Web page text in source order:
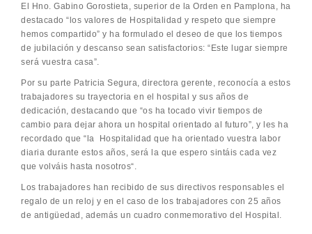
El Hno. Gabino Gorostieta, superior de la Orden en Pamplona, ha
destacado “los valores de Hospitalidad y respeto que siempre
hemos compartido” y ha formulado el deseo de que los tiempos
de jubilación y descanso sean satisfactorios: “Este lugar siempre
será vuestra casa”.
Por su parte Patricia Segura, directora gerente, reconocía a estos
trabajadores su trayectoria en el hospital y sus años de
dedicación, destacando que “os ha tocado vivir tiempos de
cambio para dejar ahora un hospital orientado al futuro”, y les ha
recordado que “la Hospitalidad que ha orientado vuestra labor
diaria durante estos años, será la que espero sintáis cada vez
que volváis hasta nosotros“.
Los trabajadores han recibido de sus directivos responsables el
regalo de un reloj y en el caso de los trabajadores con 25 años
de antigüedad, además un cuadro conmemorativo del Hospital.